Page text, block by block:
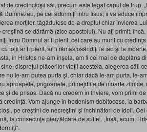
de credincioşii săi, precum este legat capul de trup.
Dumnezeu, pe cei adormiţi întru Iisus, îi va aduce
morţilor, tăgăduiesc de‑a dreptul chiar învierea
se dărâmă (zice apostolul). Nu aţi primit,
întru Domnul ar fi pierit, cei care au murit cu
toţii ar fi pierit, ar fi rămas osândiţi la iad şi la
în Hristos ne‑am înşela, am fi cei mai de deplâns
dispreţul plăcerilor vieţii acesteia, alegerea căii
nu le‑am putea purta şi, chiar dacă le‑am purta,
aproapele, prigoanele, primejdiile de moarte
şi de prisos. Dacă nu credem în Înviere, vom primi
credinţă. Vom ajunge în hedonism dobitocesc, la
pe creştini de necreştini şi închinători de idoli.
la consecinţe pierzătoare de suflet. „Însă, acum,